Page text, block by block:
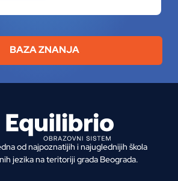
BAZA ZNANJA
od najpoznatijih i najuglednijih škola
jezika na teritoriji grada Beograda.